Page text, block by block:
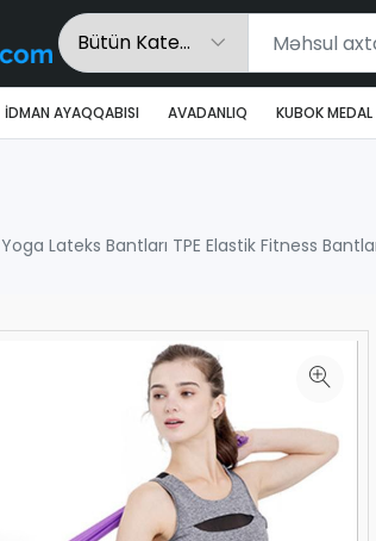
İDMAN AYAQQABISI AVADANLIQ KUBOK MEDAL
Yoga Lateks Bantları TPE Elastik Fitness